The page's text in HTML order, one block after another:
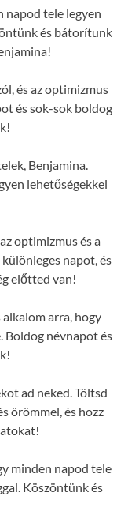
napod tele legyen
és bátorítunk
és az optimizmus
és sok-sok boldog
Benjamina.
lehetőségekkel
optimizmus és a
napot, és
előtted van!
arra, hogy
Boldog névnapot és
ad neked. Töltsd
örömmel, és hozz
minden napod tele
Köszöntünk és